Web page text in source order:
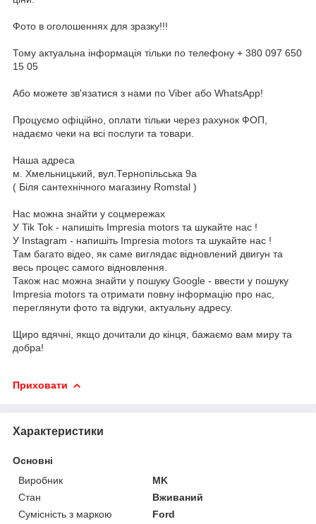
Фото в оголошеннях для зразку!!!
Тому актуальна інформація тільки по телефону + 380 097 650
15 05
Або можете зв'язатися з нами по Viber або WhatsApp!
Процуємо офіційно, оплати тільки через рахунок ФОП,
надаємо чеки на всі послуги та товари.
Наша адреса
м. Хмельницький, вул.Тернопільська 9а
( Біля сантехнічного магазину Romstal )
Нас можна знайти у соцмережах
У Tik Tok - напишіть Impresia motors та шукайте нас !
У Instagram - напишіть Impresia motors та шукайте нас !
Там багато відео, як саме виглядає відновлений двигун та
весь процес самого відновлення.
Також нас можна знайти у пошуку Google - ввести у пошуку
Impresia motors та отримати повну інформацію про нас,
переглянути фото та відгуки, актуальну адресу.
Щиро вдячні, якщо дочитали до кінця, бажаємо вам миру та
добра!
Приховати
Характеристики
Основні
Виробник
MK
Стан
Вживаний
Сумісність з маркою
Ford